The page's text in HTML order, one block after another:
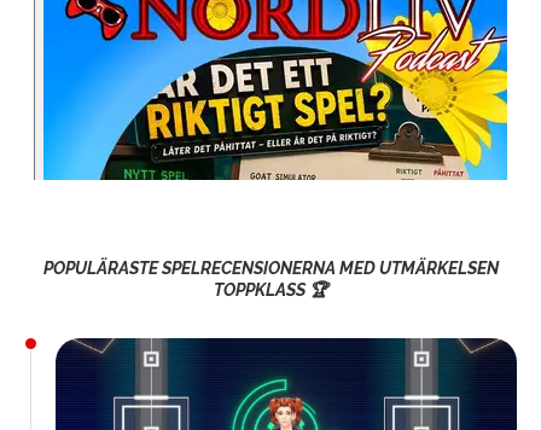
POPULÄRASTE SPELRECENSIONERNA MED UTMÄRKELSEN
TOPPKLASS 🏆